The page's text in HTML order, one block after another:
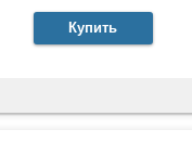
Купить